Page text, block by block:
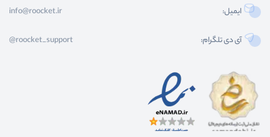
ایمیل: info@roocket.ir
آی دی تلگرام: @roocket_support